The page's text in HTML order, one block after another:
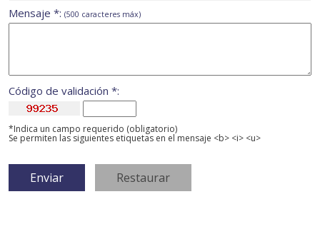
Mensaje *: (500 caracteres máx)
Código de validación *:
*Indica un campo requerido (obligatorio)
Se permiten las siguientes etiquetas en el mensaje <b> <i> <u>